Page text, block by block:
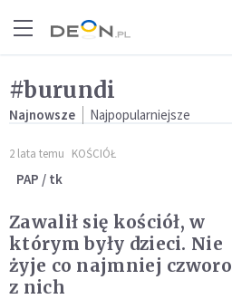
#burundi
Najnowsze Najpopularniejsze
2 lata temu KOŚCIÓŁ
PAP / tk
Zawalił się kościół, w
którym były dzieci. Nie
żyje co najmniej czworo
z nich